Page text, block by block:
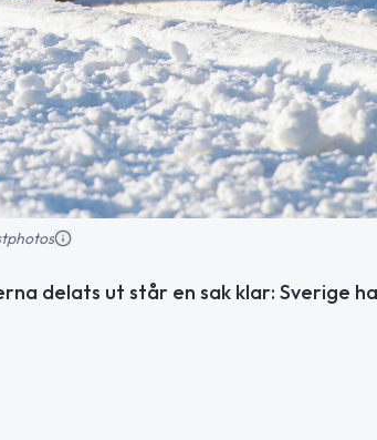
delats ut står en sak klar: Sverige